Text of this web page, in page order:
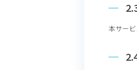
本サー